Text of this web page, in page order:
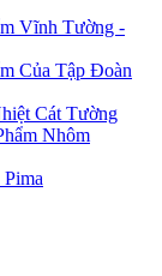
Vĩnh Tường -
Của Tập Đoàn
Cát Tường
Nhôm